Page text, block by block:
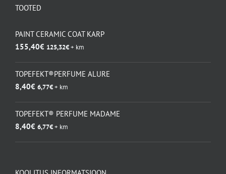
TOOTED
PAINT CERAMIC COAT KARP
155,40€ 125,32€+ km
TOPEFEKT®PERFUME ALURE
8,40€ 6,77€+ km
TOPEFEKT® PERFUME MADAME
8,40€ 6,77€+ km